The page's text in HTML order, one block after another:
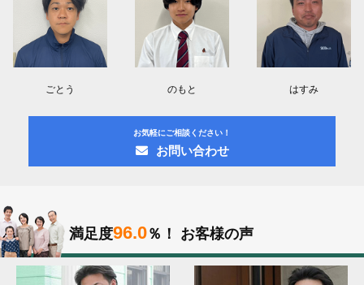
ごとう のもと はすみ
お気軽にご相談ください！
お問い合わせ
満足度96.0％！ お客様の声